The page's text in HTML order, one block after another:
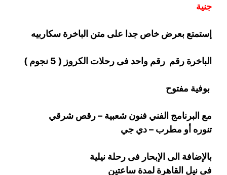
جنية
إستمتع بعرض خاص جدا على متن الباخرة سكاربيه
الباخرة رقم رقم واحد فى رحلات الكروز ( 5 نجوم )
بوفية مفتوح
مع البرنامج الفني فنون شعبية – رقص شرقي
تنوره أو مطرب – دي جي
بالإضافة الى الإبحار فى رحلة نيلية
فى نيل القاهرة لمدة ساعتين